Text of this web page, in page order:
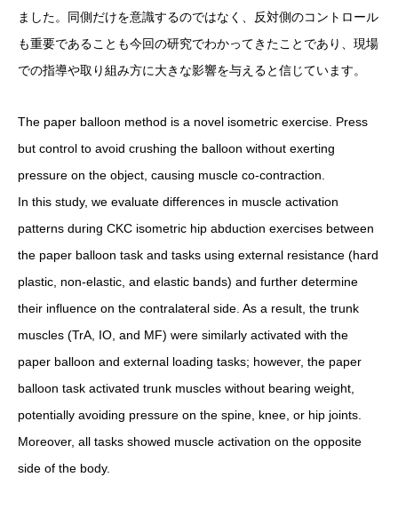
ました。同側だけを意識するのではなく、反対側のコントロール
も重要であることも今回の研究でわかってきたことであり、現場
での指導や取り組み方に大きな影響を与えると信じています。
The paper balloon method is a novel isometric exercise. Press
but control to avoid crushing the balloon without exerting
pressure on the object, causing muscle co-contraction.
In this study, we evaluate differences in muscle activation
patterns during CKC isometric hip abduction exercises between
the paper balloon task and tasks using external resistance (hard
plastic, non-elastic, and elastic bands) and further determine
their influence on the contralateral side. As a result, the trunk
muscles (TrA, IO, and MF) were similarly activated with the
paper balloon and external loading tasks; however, the paper
balloon task activated trunk muscles without bearing weight,
potentially avoiding pressure on the spine, knee, or hip joints.
Moreover, all tasks showed muscle activation on the opposite
side of the body.